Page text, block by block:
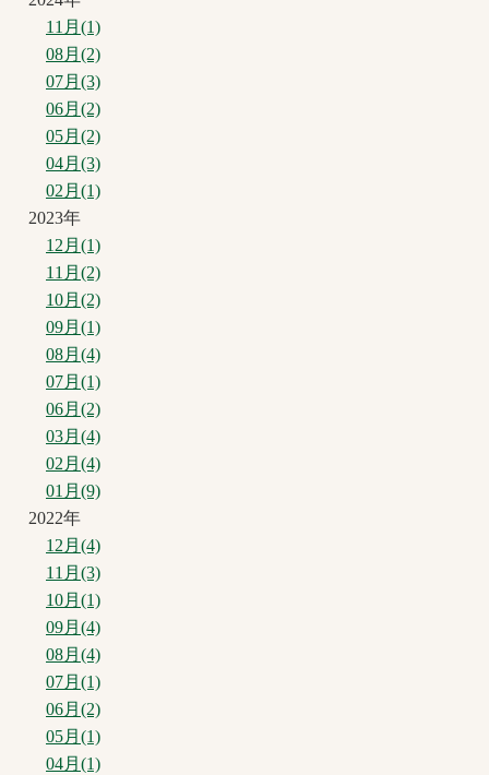
11月(1)
08月(2)
07月(3)
06月(2)
05月(2)
04月(3)
02月(1)
2023年
12月(1)
11月(2)
10月(2)
09月(1)
08月(4)
07月(1)
06月(2)
03月(4)
02月(4)
01月(9)
2022年
12月(4)
11月(3)
10月(1)
09月(4)
08月(4)
07月(1)
06月(2)
05月(1)
04月(1)